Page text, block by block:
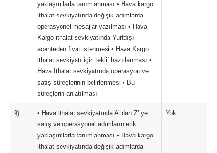
yaklaşımlarla tanımlanması • Hava kargo
ithalat sevkiyatında değişik adımlarda
operasyonel mesajlar yazılması • Hava
Kargo ithalat sevkiyatında Yurtdışı
acenteden fiyat istenmesi • Hava Kargo
ithalat sevkiyatı için teklif hazırlanması •
Hava İthalat sevkiyatında operasyon ve
satış süreçlerinin belirlenmesi • Bu
süreçlerin anlatılması
9)
• Hava ithalat sevkiyatında A’ dan Z’ ye
satış ve operasyonel adımların etik
yaklaşımlarla tanımlanması • Hava kargo
ithalat sevkiyatında değişik adımlarda
Yok